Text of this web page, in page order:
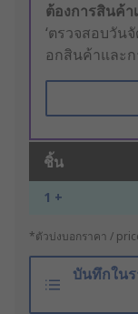
ต้องการสินค้า
‘ตรวจสอบวัน
อกสินค้าและก
ชิ้น
1 +
*ตัวบ่งบอกราคา /
บันทึกใน